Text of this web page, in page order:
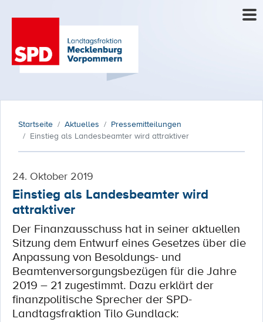
Startseite Aktuelles
Pressemitteilungen
Einstieg als Landesbeamter wird attraktiver
24. Oktober 2019
Einstieg als Landesbeamter wird
attraktiver
Der Finanzausschuss hat in seiner aktuellen
Sitzung dem Entwurf eines Gesetzes über die
Anpassung von Besoldungs- und
Beamtenversorgungsbezügen für die Jahre
2019 – 21 zugestimmt. Dazu erklärt der
finanzpolitische Sprecher der SPD-
Landtagsfraktion Tilo Gundlack: